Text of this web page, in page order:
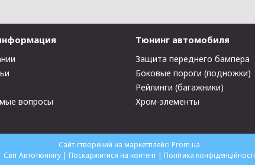
вопросы
Тюнинг автомобиля
Защита переднего бампера
Боковые пороги (подножки)
Рейлинги (багажники)
Хром-элементы
Сайт створений на маркетплейсі Prom.ua
Світ Автотюнінгу | Поскаржитися на контент | Політика конфіденційності